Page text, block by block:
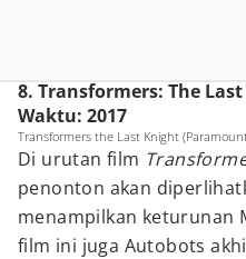
8. Transformers: The
Waktu: 2017
Transformers the Last Knight
Di urutan film
penonton akan
menampilkan keturunan
film ini juga Autobots